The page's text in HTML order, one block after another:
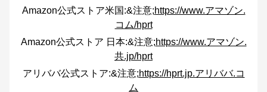
Amazon公式ストア米国:&注意;https://www.アマゾン.
コム/hprt
Amazon公式ストア 日本:&注意;https://www.アマゾン.
共.jp/hprt
アリババ公式ストア:&注意;https://hprt.jp.アリババ.コ
ム